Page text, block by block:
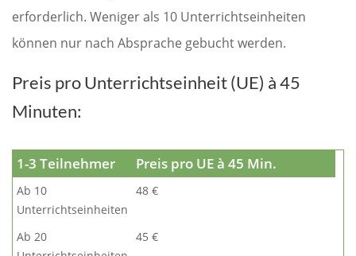
erforderlich. Weniger als 10 Unterrichtseinheiten
können nur nach Absprache gebucht werden.
Preis pro Unterrichtseinheit (UE) à 45
Minuten:
1-3 Teilnehmer Preis pro UE à 45 Min.
Ab 10
Unterrichtseinheiten
48 €
Ab 20
45 €